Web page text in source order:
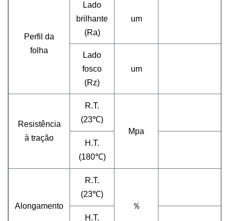
Perfil da
folha
Lado
brilhante
(Ra)
um
Lado
fosco
(Rz)
um
Resistência
à tração
R.T.
(23℃)
Mpa
H.T.
(180℃)
Alongamento
R.T.
(23℃)
％
H.T.